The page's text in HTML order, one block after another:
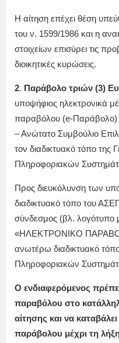
Η αίτηση επέχει θέση
του ν. 1599/1986 και η
στοιχείων επισύρει τις
διοικητικές κυρώσεις.
2. Παράβολο τριών (3)
υποψήφιος ηλεκτρονικά
παραβόλου (e-Παράβολο)
– Ανώτατο Συμβούλιο
τον διαδικτυακό τόπο της
Πληροφοριακών
Προς διευκόλυνση των
διαδικτυακό τόπο του
σύνδεσμος (βλ. λογότυπο
«ΗΛΕΚΤΡΟΝΙΚΟ
ανωτέρω διαδικτυακό
Πληροφοριακών
Ο ενδιαφερόμενος
παραβόλου στο
αίτησης και να
παράβολου μέχρι τη